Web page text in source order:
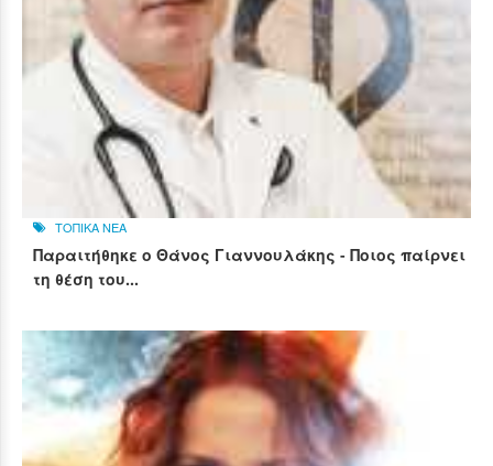
ΤΟΠΙΚΑ ΝΕΑ
Παραιτήθηκε ο Θάνος Γιαννουλάκης - Ποιος παίρνει
τη θέση του...